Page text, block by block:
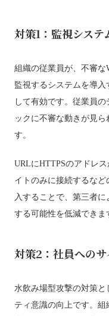
対策1：監視システ
組織の従業員が、不審な
監視するシステムを導
して有効です。従業員
ックに不審な動きが見
す。
URLにHTTPSのアドレ
イトのみに接続するな
入することで、第三者
する可能性を低減できま
対策2：社員への
水飲み場型攻撃の対策と
ティ意識の向上です。